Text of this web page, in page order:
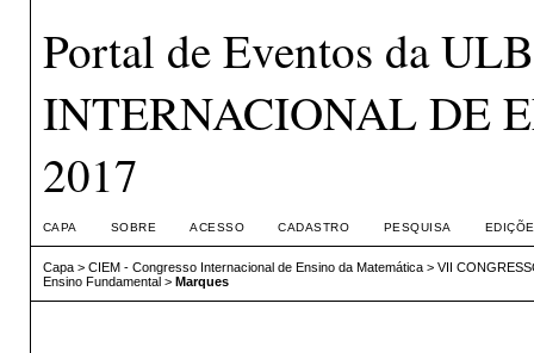
Portal de Eventos da
INTERNACIONAL DE
2017
CAPA SOBRE ACESSO CADASTRO PESQUISA
Capa> CIEM - Congresso Internacional de Ensino da Matemática> VII
Ensino Fundamental> Marques